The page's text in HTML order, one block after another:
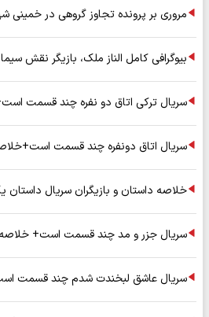
مروری بر پرونده تجاوز گروهی در خمینی
بیوگرافی کامل الناز ملک، بازیگر نقش
سریال ترکی اتاق دو نفره چند قسمت
سریال اتاق دونفره چند قسمت
خلاصه داستان و بازیگران سریال
سریال جزر و مد چند قسمت است+ خلاصه
سریال عاشق لبخندت شدم چند قسمت